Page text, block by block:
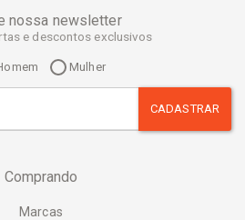
nossa newsletter
e descontos exclusivos
Mulher
CADASTRAR
Comprando
Marcas